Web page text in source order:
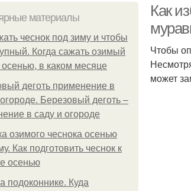
материалы
чеснок под зиму и чтобы
Когда сажать озимый
осенью, в каком месяце
деготь применение в
Березовый деготь –
в саду и огороде
озимого чеснока осенью
Как подготовить чеснок к
осенью
подоконнике. Куда
Как
Чтобы
может